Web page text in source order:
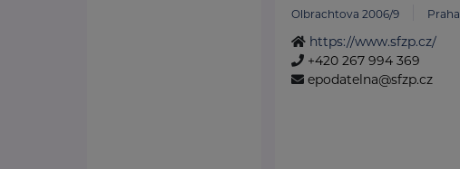
Olbrachtova 2006/9 Praha
https://www.sfzp.cz/
+420 267 994 369
epodatelna@sfzp.cz